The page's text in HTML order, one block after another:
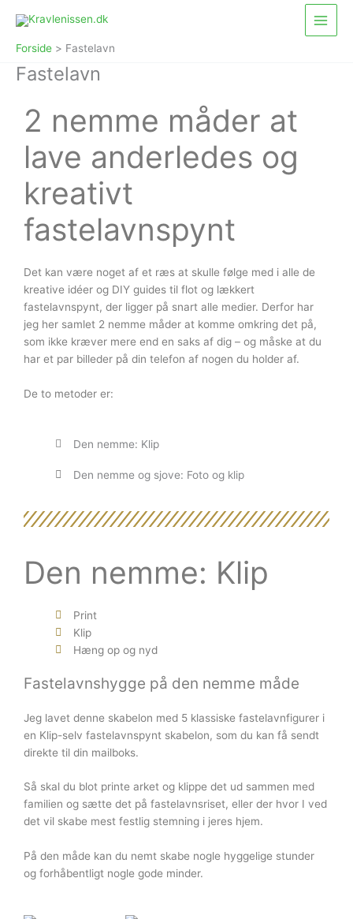
indholdet
Main
Menu
Forside Fastelavn
Fastelavn
2 nemme måder at
lave anderledes og
kreativt
fastelavnspynt
Det kan være noget af et ræs at skulle følge med i alle de
kreative idéer og DIY guides til flot og lækkert
fastelavnspynt, der ligger på snart alle medier. Derfor har
jeg her samlet 2 nemme måder at komme omkring det på,
som ikke kræver mere end en saks af dig – og måske at du
har et par billeder på din telefon af nogen du holder af.
De to metoder er:
Den nemme: Klip
Den nemme og sjove: Foto og klip
Den nemme: Klip
Print
Klip
Hæng op og nyd
Fastelavnshygge på den nemme måde
Jeg lavet denne skabelon med 5 klassiske fastelavnfigurer i
en Klip-selv fastelavnspynt skabelon, som du kan få sendt
direkte til din mailboks.
Så skal du blot printe arket og klippe det ud sammen med
familien og sætte det på fastelavnsriset, eller der hvor I ved
det vil skabe mest festlig stemning i jeres hjem.
På den måde kan du nemt skabe nogle hyggelige stunder
og forhåbentligt nogle gode minder.